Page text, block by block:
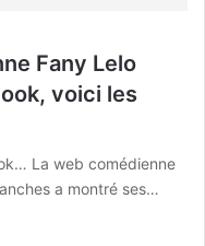
Fany Lelo
voici les
La web comédienne
a montré ses…